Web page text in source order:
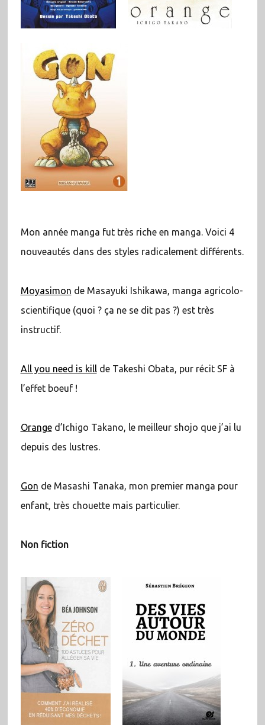
Mon année manga fut très riche en manga. Voici 4
nouveautés dans des styles radicalement différents.
Moyasimon de Masayuki Ishikawa, manga agricolo-
scientifique (quoi ? ça ne se dit pas ?) est très
instructif.
All you need is killde Takeshi Obata, pur récit SF à
l’effet boeuf !
Oranged’Ichigo Takano, le meilleur shojo que j’ai lu
depuis des lustres.
Gon de Masashi Tanaka, mon premier manga pour
enfant, très chouette mais particulier.
Non fiction